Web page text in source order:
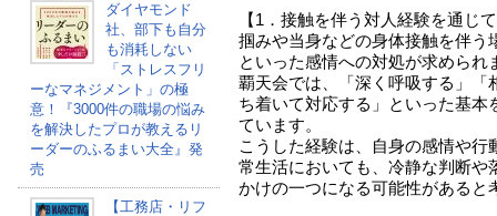
ダイヤモンド
社、部下も自分
も消耗しない
「ストレスフリ
ーなマネジメント」の極
意！『3000件の職場の悩み
を解決したプロが教えるリ
ーダーのふるまい大全』発
売
【工務店・リフ
【1．接触を伴う対人経験を通じ
掴みや当身などの身体接触を伴う
といった感情への対処が求められ
覇天会では、「深く呼吸する」「
ち着いて対応する」といった基本
ています。
こうした経験は、自身の感情や行
常生活においても、冷静な判断や
かけの一つになる可能性があると